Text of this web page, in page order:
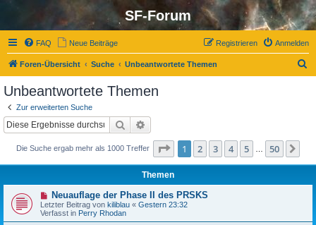
SF-Forum
FAQ Neue Beiträge Anmelden
Registrieren
Foren-Übersicht Suche Unbeantwortete Themen
Unbeantwortete Themen
Zur erweiterten Suche
Suche
Die Suche ergab mehr als 1000 Treffer Seite 1von 50
1 2 3 4 5 50
Themen
N
e
u
e
Neuauflage der Phase II des PRSKS
Letzter Beitrag von kiliblau « Gestern 23:32
Verfasst in Perry Rhodan